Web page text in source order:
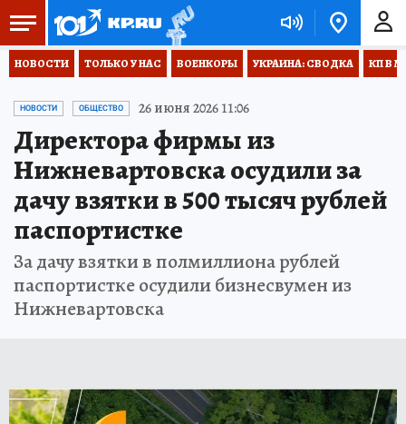
НОВОСТИ ТОЛЬКО У НАС ВОЕНКОРЫ УКРАИНА: СВОДКА КП В
НОВОСТИ ОБЩЕСТВО 26 июня 2026 11:06
Директора фирмы из
Нижневартовска осудили за
дачу взятки в 500 тысяч рублей
паспортистке
За дачу взятки в полмиллиона рублей
паспортистке осудили бизнесвумен из
Нижневартовска